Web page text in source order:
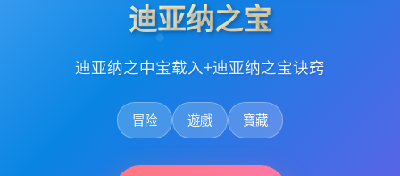
迪亚纳之宝
迪亚纳之中宝载入+迪亚纳之宝诀窍
冒险 遊戲 寶藏